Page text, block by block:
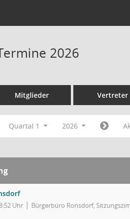
2026
Mitglieder Vertreter
Quartal 1 2026
Uhr Bürgerbüro Ronsdorf,